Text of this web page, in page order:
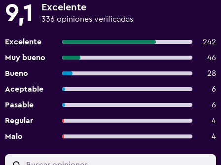
9,1 Excelente
336 opiniones verificadas
Excelente
242
Muy bueno
46
Bueno
28
Aceptable
6
Pasable
6
Regular
4
Malo
4